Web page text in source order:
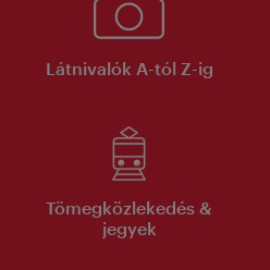
Látnivalók A-tól Z-ig
Tömegközlekedés &
jegyek